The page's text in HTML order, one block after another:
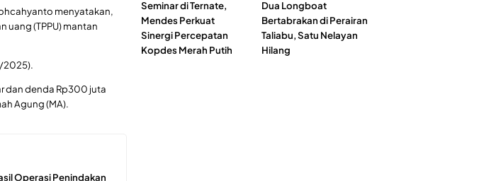
menyatakan,
(TPPU) mantan
2025).
dan denda Rp300 juta
Agung (MA).
Operasi Penindakan
Seminar di Ternate,
Mendes Perkuat
Sinergi Percepatan
Kopdes Merah Putih
Dua Longboat
Bertabrakan di Perairan
Taliabu, Satu Nelayan
Hilang